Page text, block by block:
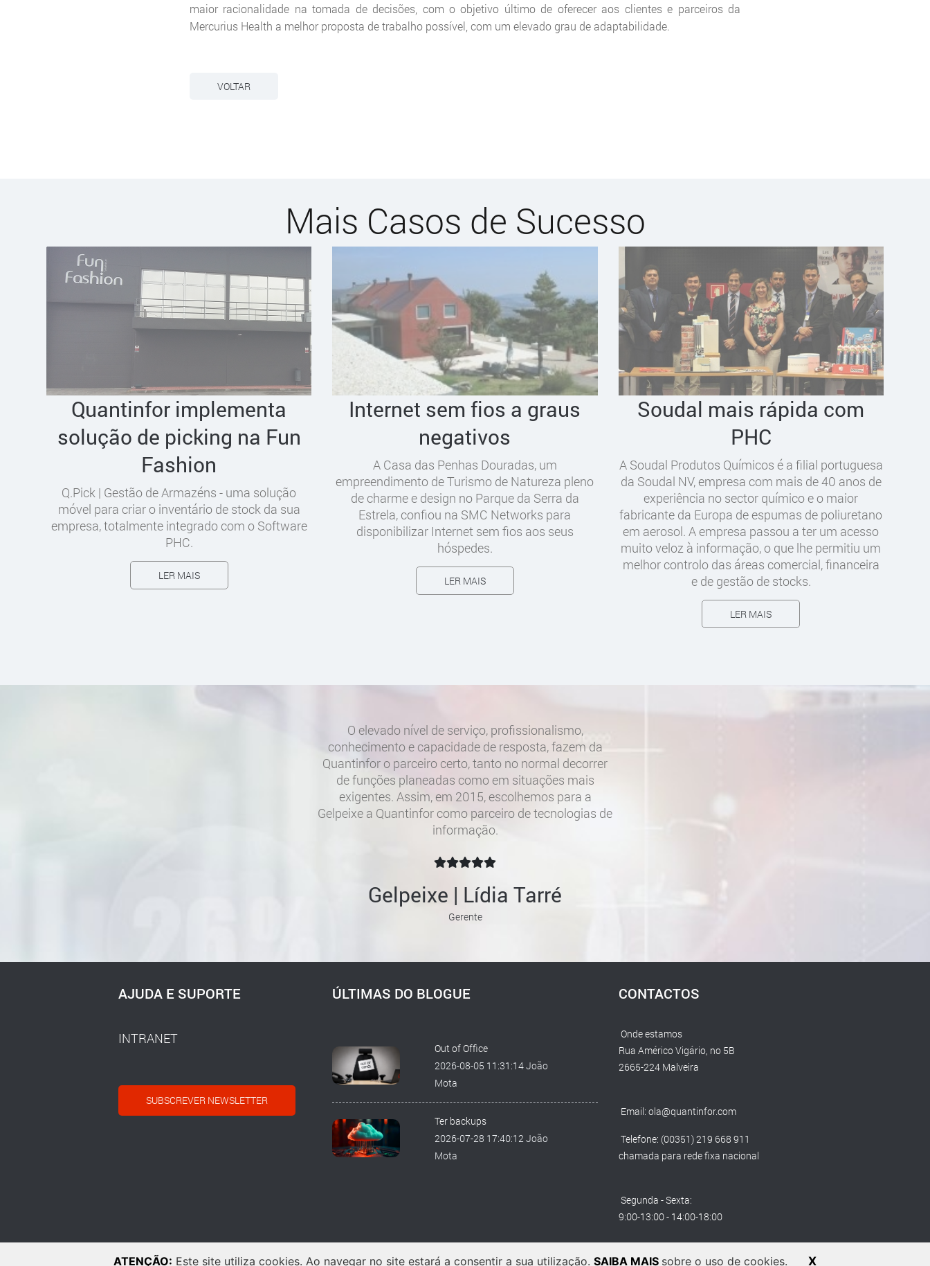
ATENÇÃO: Este site utiliza cookies. Ao navegar no site estará a consentir a sua utilização. SAIBA MAIS sobre o uso de cookies. X
maior racionalidade na tomada de decisões, com o objetivo último de oferecer aos clientes e parceiros da
Mercurius Health a melhor proposta de trabalho possível, com um elevado grau de adaptabilidade.
VOLTAR
Mais Casos de Sucesso
Quantinfor implementa
solução de picking na Fun
Fashion
Q.Pick | Gestão de Armazéns - uma solução
móvel para criar o inventário de stock da sua
empresa, totalmente integrado com o Software
PHC.
LER MAIS
Internet sem fios a graus
negativos
A Casa das Penhas Douradas, um
empreendimento de Turismo de Natureza pleno
de charme e design no Parque da Serra da
Estrela, confiou na SMC Networks para
disponibilizar Internet sem fios aos seus
hóspedes.
LER MAIS
Soudal mais rápida com
PHC
A Soudal Produtos Químicos é a filial portuguesa
da Soudal NV, empresa com mais de 40 anos de
experiência no sector químico e o maior
fabricante da Europa de espumas de poliuretano
em aerosol. A empresa passou a ter um acesso
muito veloz à informação, o que lhe permitiu um
melhor controlo das áreas comercial, financeira
e de gestão de stocks.
LER MAIS
O elevado nível de serviço, profissionalismo,
conhecimento e capacidade de resposta, fazem da
Quantinfor o parceiro certo, tanto no normal decorrer
de funções planeadas como em situações mais
exigentes. Assim, em 2015, escolhemos para a
Gelpeixe a Quantinfor como parceiro de tecnologias de
informação.
Gelpeixe | Lídia Tarré
Gerente
Odisseiamargem | Eduardo
AJUDA E SUPORTE
INTRANET
SUBSCREVER NEWSLETTER
ÚLTIMAS DO BLOGUE
Out of Office
2026-08-05 11:31:14 João
Mota
Ter backups
2026-07-28 17:40:12 João
Mota
CONTACTOS
Onde estamos
Rua Américo Vigário, no 5B
2665-224 Malveira
Email: ola@quantinfor.com
Telefone: (00351) 219 668 911
chamada para rede fixa nacional
Segunda - Sexta:
9:00-13:00 - 14:00-18:00